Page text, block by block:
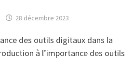
28 décembre 2023
des outils digitaux dans la
à l’importance des outils